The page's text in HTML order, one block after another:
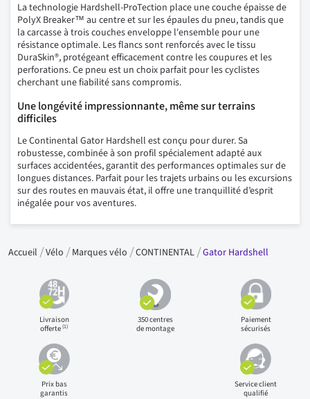
La technologie Hardshell-ProTection place une couche épaisse de
PolyX Breaker™ au centre et sur les épaules du pneu, tandis que
la carcasse à trois couches enveloppe l'ensemble pour une
résistance optimale. Les flancs sont renforcés avec le tissu
DuraSkin®, protégeant efficacement contre les coupures et les
perforations. Ce pneu est un choix parfait pour les cyclistes
cherchant une fiabilité sans compromis.
Une longévité impressionnante, même sur terrains
difficiles
Le Continental Gator Hardshell est conçu pour durer. Sa
robustesse, combinée à son profil spécialement adapté aux
surfaces accidentées, garantit des performances optimales sur de
longues distances. Parfait pour les trajets urbains ou les excursions
sur des routes en mauvais état, il offre une tranquillité d’esprit
inégalée pour vos aventures.
Accueil Vélo Marques vélo CONTINENTAL Gator Hardshell
Livraison
offerte(1)
350 centres
de montage
Paiement
sécurisés
Prix bas
garantis
Service client
qualifié